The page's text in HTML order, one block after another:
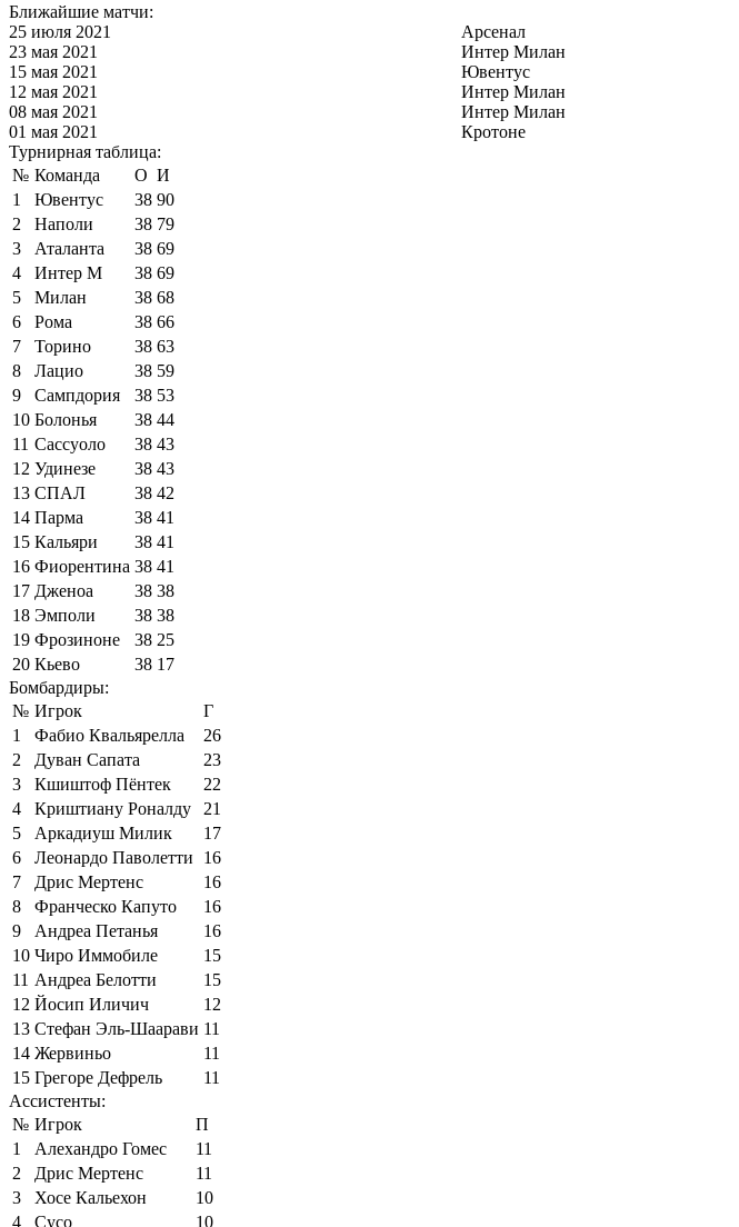
Ближайшие матчи:
25 июля 2021
Арсенал
23 мая 2021
Интер Милан
15 мая 2021
Ювентус
12 мая 2021
Интер Милан
08 мая 2021
Интер Милан
01 мая 2021
Кротоне
Турнирная таблица:
№ Команда О И
1
Ювентус 38 90
2
Наполи 38 79
3
Аталанта 38 69
4
Интер М 38 69
5
Милан 38 68
6
Рома 38 66
7
Торино 38 63
8
Лацио 38 59
9
Сампдория 38 53
10 Болонья 38 44
11 Сассуоло 38 43
12 Удинезе 38 43
13 СПАЛ 38 42
14 Парма 38 41
15 Кальяри 38 41
16 Фиорентина 38 41
17 Дженоа 38 38
18 Эмполи 38 38
19 Фрозиноне 38 25
20 Кьево 38 17
Бомбардиры:
№ Игрок
Г
1
Фабио Квальярелла
26
2
Дуван Сапата
23
3
Кшиштоф Пёнтек
22
4
Криштиану Роналду
21
5
Аркадиуш Милик
17
6
Леонардо Паволетти
16
7
Дрис Мертенс
16
8
Франческо Капуто
16
9
Андреа Петанья
16
10 Чиро Иммобиле
15
11 Андреа Белотти
15
12 Йосип Иличич
12
13 Стефан Эль-Шаарави 11
14 Жервиньо
11
15 Грегоре Дефрель
11
Ассистенты:
№ Игрок
П
1
Алехандро Гомес
11
2
Дрис Мертенс
11
3
Хосе Кальехон
10
4
Сусо
10